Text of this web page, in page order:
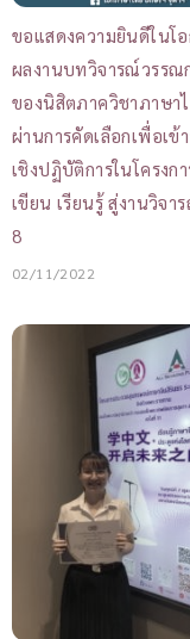
ขอแสดงความยินดีในโ
ผลงานบทวิจารณ์วรรณ
ของนิสิตภาควิชาภาษา
ผ่านการคัดเลือกเพื่อเข้
เชิงปฏิบัติการในโครงก
เขียน เรียนรู้ สู่งานวิจา
8
02/11/2022